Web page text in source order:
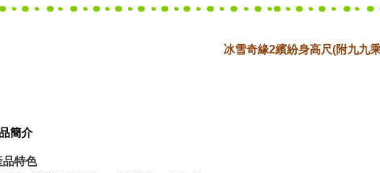
冰雪奇緣2繽紛身高尺(附九九
簡介
特色